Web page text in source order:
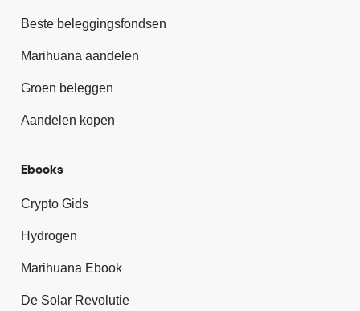
Beste beleggingsfondsen
Marihuana aandelen
Groen beleggen
Aandelen kopen
Ebooks
Crypto Gids
Hydrogen
Marihuana Ebook
De Solar Revolutie